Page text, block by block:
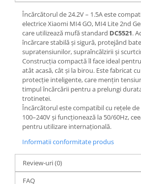
Acceleratoare & comenzi
Display-uri / ecrane
Lumini / iluminare
Motoare
Cabluri motoare
Senzori Hall
Baterii
Controlere & Conversoare DC/DC
Încărcătoare
Prize de încărcare
Cabluri pentru baterii
Componente baterii
Localizatoare GPS
Încărcătorul de 24.2V – 1.5A este
electrice Xiaomi MI4 GO, MI4 Lite 2nd
care utilizează mufă standard DC5521.
încărcare stabilă și sigură, protejând
supratensiunilor, supraîncălzirii și
Construcția compactă îl face ideal
atât acasă, cât și la birou. Este fabricat
protecție inteligente, care mențin
timpul încărcării pentru a prelungi
trotinetei.
Încărcătorul este compatibil cu rețele
100–240V și funcționează la 50/60Hz,
pentru utilizare internațională.
Informatii conformitate produs
Review-uri(0)
FAQ